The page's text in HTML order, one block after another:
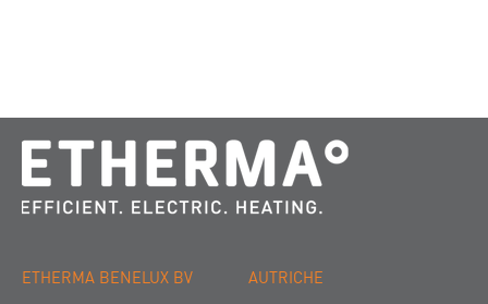
ETHERMA BENELUX BV AUTRICHE